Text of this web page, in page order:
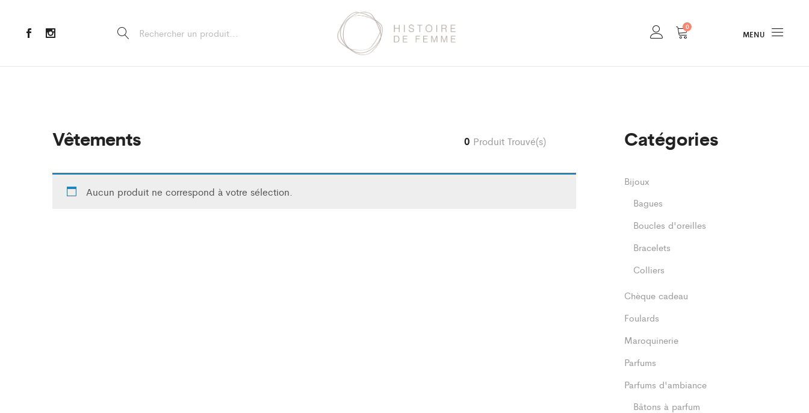
0
MENU
Vêtements 0 Produit Trouvé(s)
Aucun produit ne correspond à votre sélection.
Catégories
Bijoux
Bagues
Boucles d'oreilles
Bracelets
Colliers
Chèque cadeau
Foulards
Maroquinerie
Parfums
Parfums d'ambiance
Bâtons à parfum